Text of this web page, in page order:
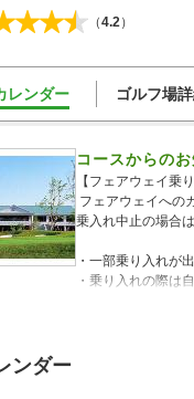
（4.2）
レンダー ゴルフ場
コースからの
【フェアウェイ乗
乗入れ中止の場合
・一部乗り入れが
・乗り入れの際は
ンダー